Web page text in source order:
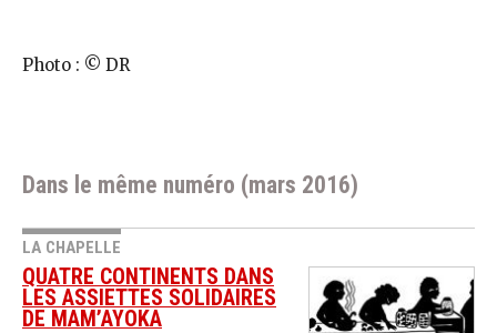
Photo : © DR
Dans le même numéro (mars 2016)
LA CHAPELLE
QUATRE CONTINENTS DANS
LES ASSIETTES SOLIDAIRES
DE MAM’AYOKA